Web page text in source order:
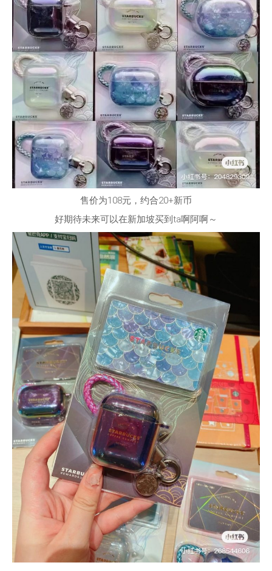
售价为108元，约合20+新币
好期待未来可以在新加坡买到ta啊阿啊～